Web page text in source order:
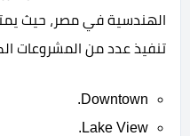
الهندسية في مصر، حيث
تنفيذ عدد من المشروعات
Downtown.
Lake View.